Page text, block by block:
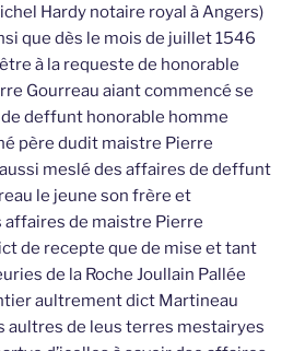
Hardy notaire royal à Angers)
que dès le mois de juillet 1546
à la requeste de honorable
Gourreau aiant commencé se
deffunt honorable homme
père dudit maistre Pierre
meslé des affaires de deffunt
le jeune son frère et
de maistre Pierre
de recepte que de mise et tant
de la Roche Joullain Pallée
aultrement dict Martineau
aultres de leus terres mestairyes